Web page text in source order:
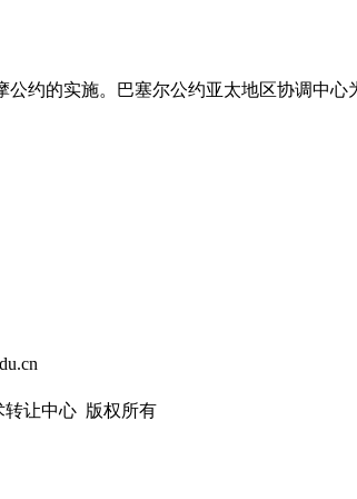
约的实施。巴塞尔公约亚太地区协调中心
转让中心 版权所有